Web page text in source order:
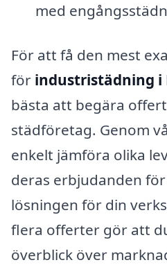
med
För att få den mest
för industristädning i
bästa att begära
städföretag. Genom
enkelt jämföra olika
deras erbjudanden
lösningen för din
flera offerter gör att
överblick över